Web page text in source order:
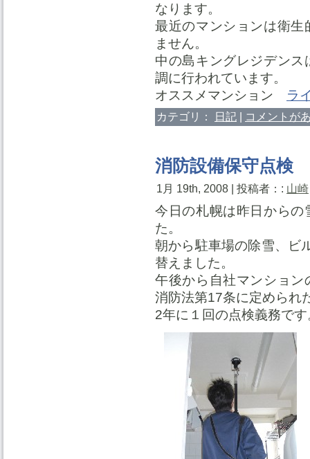
なります。
最近のマンションは衛
ません。
中の島キングレジデン
調に行われています。
オススメマンション ラ
カテゴリ： 日記 コメントが
消防設備保守点検
1月 19th, 2008 | 投稿者：: 山崎
今日の札幌は昨日から
た。
朝から駐車場の除雪、ビ
替えました。
午後から自社マンショ
消防法第17条に定められ
2年に１回の点検義務です